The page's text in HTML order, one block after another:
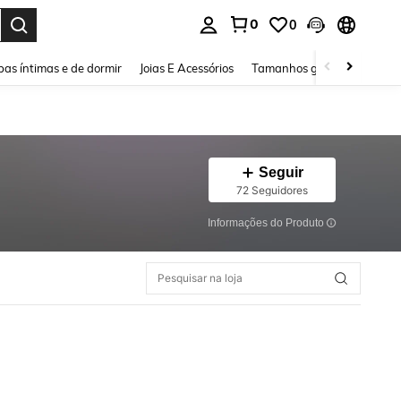
0 0
íntimas e de dormir Joias E Acessórios Tamanhos grandes
Seguir
72 Seguidores
Informações do Produto